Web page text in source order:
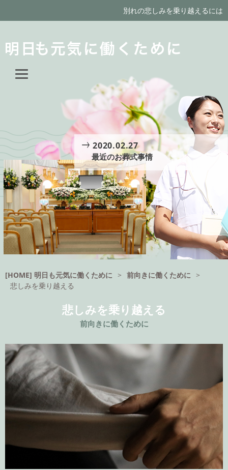
別れの悲しみを乗り越えるには
2020.02.27
最近のお葬式事情
[HOME] 明日も元気に働くために > 前向きに働くために >
悲しみを乗り越える
悲しみを乗り越える
前向きに働くために